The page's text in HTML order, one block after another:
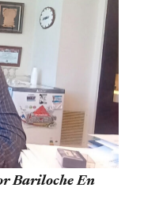
Bariloche En